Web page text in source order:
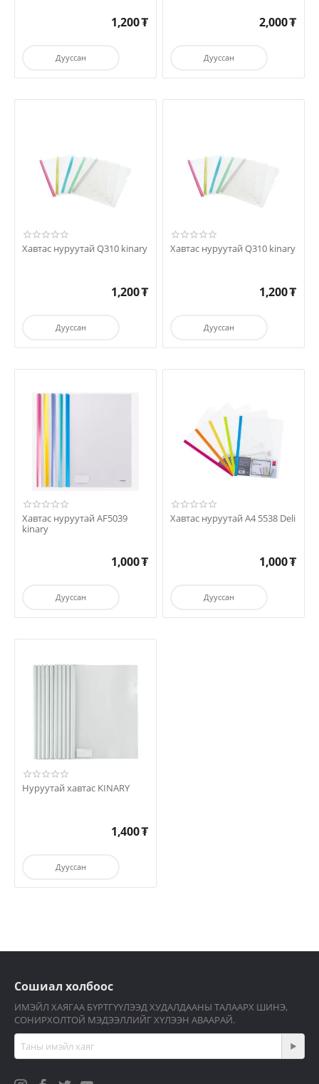
1,200₮
Дууссан
2,000₮
Дууссан
Хавтас нуруутай Q310 kinary
1,200₮
Дууссан
Хавтас нуруутай Q310 kinary
1,200₮
Дууссан
Хавтас нуруутай AF5039
kinary
1,000₮
Дууссан
Хавтас нуруутай A4 5538 Deli
1,000₮
Дууссан
Нуруутай хавтас KINARY
1,400₮
Дууссан
Сошиал холбоос
ИМЭЙЛ ХАЯГАА БҮРТГҮҮЛЭЭД ХУДАЛДААНЫ ТАЛААРХ ШИНЭ,
СОНИРХОЛТОЙ МЭДЭЭЛЛИЙГ ХҮЛЭЭН АВААРАЙ.